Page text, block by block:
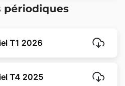
périodiques
T1 2026
T4 2025